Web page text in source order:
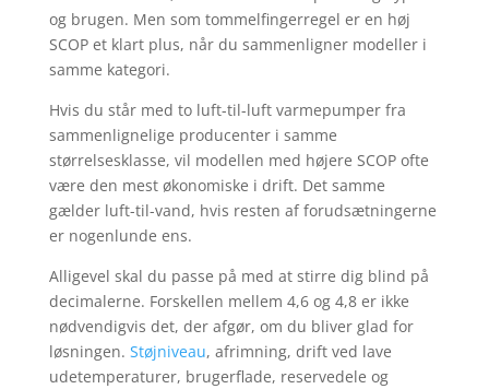
og brugen. Men som tommelfingerregel er en høj
SCOP et klart plus, når du sammenligner modeller i
samme kategori.
Hvis du står med to luft-til-luft varmepumper fra
sammenlignelige producenter i samme
størrelsesklasse, vil modellen med højere SCOP ofte
være den mest økonomiske i drift. Det samme
gælder luft-til-vand, hvis resten af forudsætningerne
er nogenlunde ens.
Alligevel skal du passe på med at stirre dig blind på
decimalerne. Forskellen mellem 4,6 og 4,8 er ikke
nødvendigvis det, der afgør, om du bliver glad for
løsningen. Støjniveau, afrimning, drift ved lave
udetemperaturer, brugerflade, reservedele og